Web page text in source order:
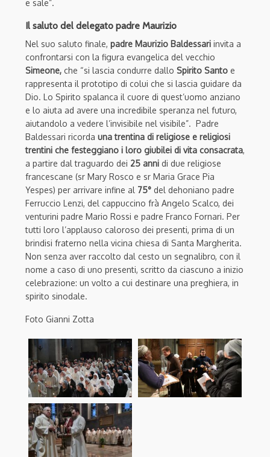
e sale”.
Il saluto del delegato padre Maurizio
Nel suo saluto finale, padre Maurizio Baldessari invita a
confrontarsi con la figura evangelica del vecchio
Simeone, che “si lascia condurre dallo Spirito Santo e
rappresenta il prototipo di colui che si lascia guidare da
Dio. Lo Spirito spalanca il cuore di quest’uomo anziano
e lo aiuta ad avere una incredibile speranza nel futuro,
aiutandolo a vedere l’invisibile nel visibile”. Padre
Baldessari ricorda una trentina di religiose e religiosi
trentini che festeggiano i loro giubilei di vita consacrata,
a partire dal traguardo dei 25 anni di due religiose
francescane (sr Mary Rosco e sr Maria Grace Pia
Yespes) per arrivare infine al 75° del dehoniano padre
Ferruccio Lenzi, del cappuccino frà Angelo Scalco, dei
venturini padre Mario Rossi e padre Franco Fornari. Per
tutti loro l’applauso caloroso dei presenti, prima di un
brindisi fraterno nella vicina chiesa di Santa Margherita.
Non senza aver raccolto dal cesto un segnalibro, con il
nome a caso di uno presenti, scritto da ciascuno a inizio
celebrazione: un volto a cui destinare una preghiera, in
spirito sinodale.
Foto Gianni Zotta